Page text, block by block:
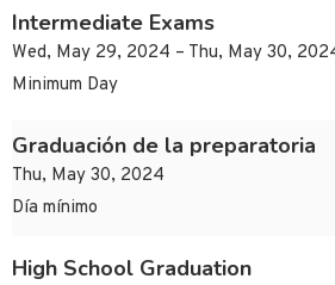
Intermediate Exams
Wed, May 29, 2024 – Thu, May 30,
Minimum Day
Graduación de la preparatoria
Thu, May 30, 2024
Día mínimo
High School Graduation